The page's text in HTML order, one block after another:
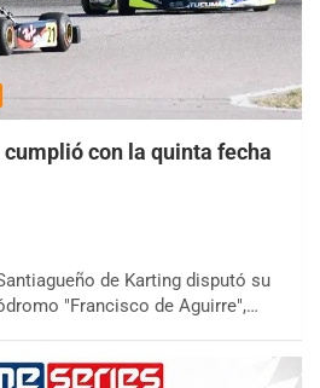
cumplió con la quinta fecha
de Karting disputó su
"Francisco de Aguirre",…